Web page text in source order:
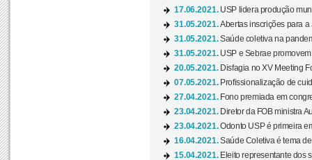
17.06.2021. USP lidera produção
31.05.2021.Abertas inscrições para
31.05.2021.Saúde coletiva na
31.05.2021. USP e Sebrae
20.05.2021. Disfagia no XV Meeting
07.05.2021. Profissionalização de
27.04.2021. Fono premiada em
23.04.2021. Diretor da FOB ministra
23.04.2021.Odonto USP é primeira
16.04.2021.Saúde Coletiva é tema
15.04.2021. Eleito representante dos